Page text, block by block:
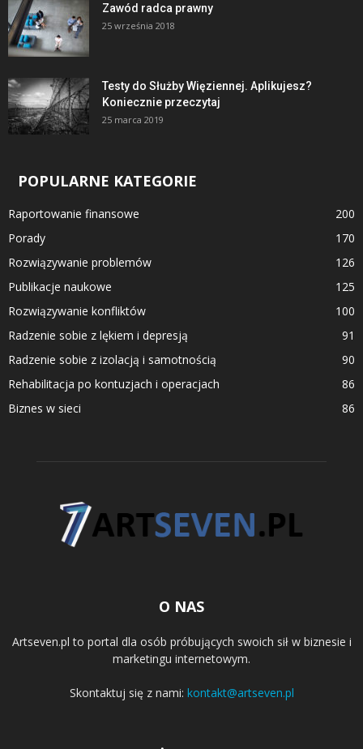
Zawód radca prawny
25 września 2018
Testy do Służby Więziennej. Aplikujesz?
Koniecznie przeczytaj
25 marca 2019
POPULARNE KATEGORIE
Raportowanie finansowe
200
Porady
170
Rozwiązywanie problemów
126
Publikacje naukowe
125
Rozwiązywanie konfliktów
100
Radzenie sobie z lękiem i depresją
91
Radzenie sobie z izolacją i samotnością
90
Rehabilitacja po kontuzjach i operacjach
86
Biznes w sieci
86
O NAS
Artseven.pl to portal dla osób próbujących swoich sił w biznesie i
marketingu internetowym.
Skontaktuj się z nami: kontakt@artseven.pl